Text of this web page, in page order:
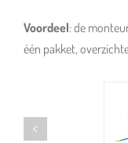
Voordeel: de
één pakket,